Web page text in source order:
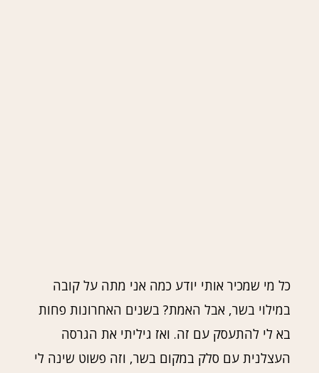
כל מי שמכיר אותי יודע כמה אני מתה על קובה
במילוי בשר, אבל האמת? בשנים האחרונות פחות
בא לי להתעסק עם זה. ואז גיליתי את הגרסה
העצלנית עם סלק במקום בשר, וזה פשוט שינה לי